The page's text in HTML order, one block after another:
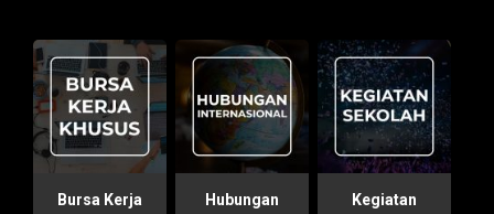
Bursa Kerja
Hubungan
Kegiatan